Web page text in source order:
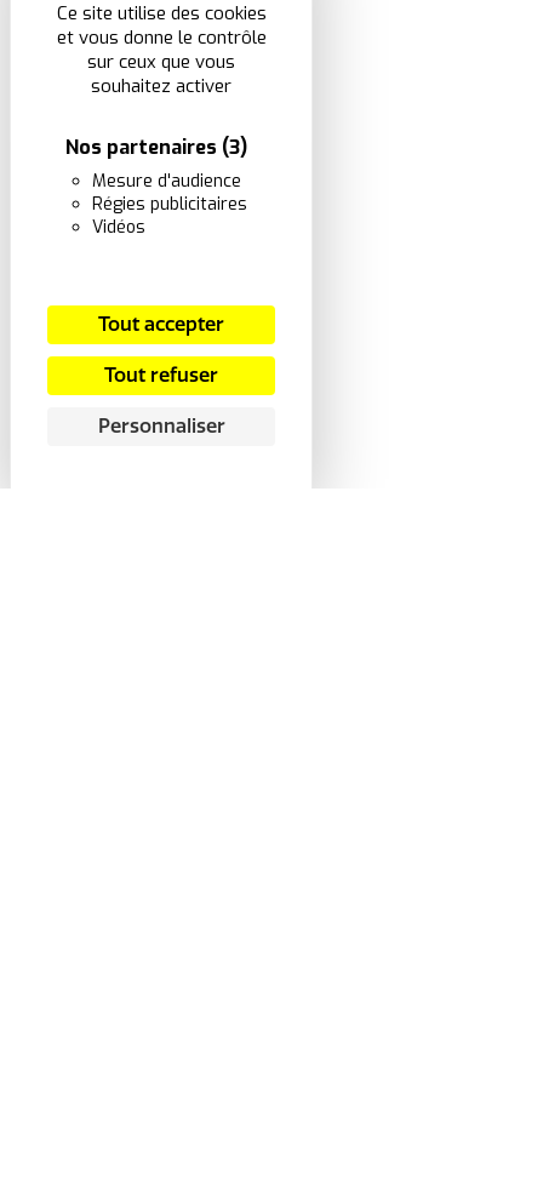
Ce site utilise des cookies
et vous donne le contrôle
sur ceux que vous
souhaitez activer
Nos partenaires (3)
Mesure d'audience
Régies publicitaires
Vidéos
Tout accepter
Tout refuser
Personnaliser